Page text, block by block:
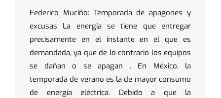
Federico Muciño: Temporada de apagones y
excusas La energía se tiene que entregar
precisamente en el instante en el que es
demandada, ya que de lo contrario los equipos
se dañan o se apagan . En México, la
temporada de verano es la de mayor consumo
de energía eléctrica. Debido a que la